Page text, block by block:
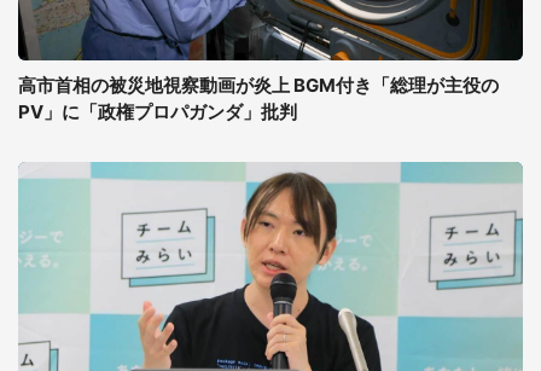
高市首相の被災地視察動画が炎上 BGM付き「総理が主役の
PV」に「政権プロパガンダ」批判